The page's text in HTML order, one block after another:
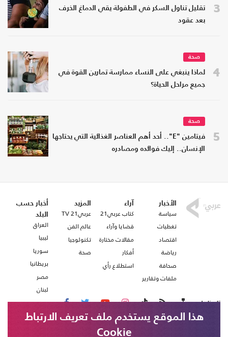
3
تقليل تناول السكر في الطفولة يقي الدماغ الخرف
بعد عقود
4
صحة
لماذا ينبغي على النساء ممارسة تمارين القوة في
جميع مراحل الحياة؟
5
صحة
فيتامين "E".. أحد أهم العناصر الغذائية التي يحتاجها
الإنسان.. إليك فوائده ومصادره
الأخبار
سياسة
تغطيات
اقتصاد
رياضة
صحافة
ملفات وتقارير
آراء
كتاب عربي21
قضايا وآراء
مقالات مختارة
أفكار
استطلاع رأي
المزيد
عربي21 TV
عالم الفن
تكنولوجيا
صحة
أخبار حسب
البلد
العراق
ليبيا
سوريا
بريطانيا
مصر
لبنان
تابعنا على
هذا الموقع يستخدم ملف تعريف الارتباط
Cookie